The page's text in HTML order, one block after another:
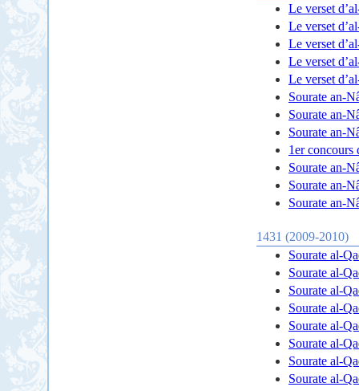
Le verset
Le verset
Le verset
Le verset
Le verset
Sourate an-
Sourate an-
Sourate an-
1er concours
Sourate an-
Sourate an-
Sourate an-
1431 (2009-2010)
Sourate al-
Sourate al-
Sourate al-
Sourate al-
Sourate al-
Sourate al-
Sourate al-
Sourate al-